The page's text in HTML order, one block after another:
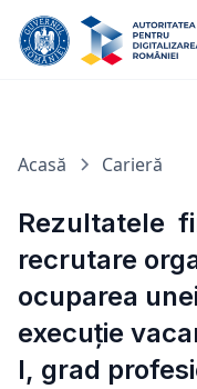
Acasă Carieră
Rezultatele
recrutare
ocuparea
execuție
I, grad